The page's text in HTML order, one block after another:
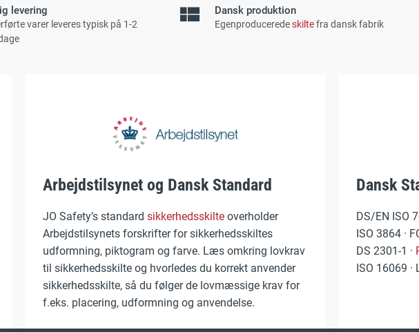
levering
varer leveres typisk på 1-2
Dansk produktion
Egenproduceredeskiltefra dansk fabrik
Arbejdstilsynet og Dansk Standard
JO Safety’s standard sikkerhedsskilteoverholder
Arbejdstilsynets forskrifter for sikkerhedsskiltes
udformning, piktogram og farve. Læs omkring lovkrav
til sikkerhedsskilte og hvorledes du korrekt anvender
sikkerhedsskilte, så du følger de lovmæssige krav for
f.eks. placering, udformning og anvendelse.
Dansk
DS/EN ISO
ISO 3864 ·
DS 2301-1 ·
ISO 16069 ·